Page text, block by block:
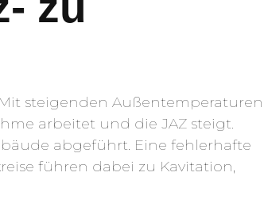
steigenden Außentemperaturen
arbeitet und die JAZ steigt.
abgeführt. Eine fehlerhafte
führen dabei zu Kavitation,